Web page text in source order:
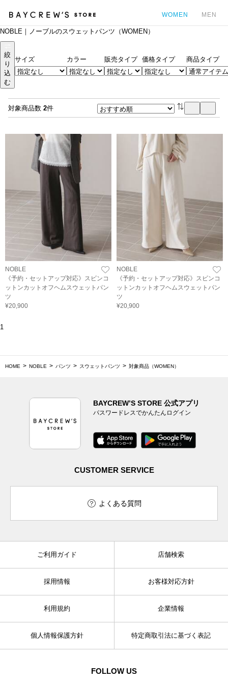
WOMEN MEN
NOBLE｜ノーブルのスウェットパンツ（WOMEN）
絞
り
込
む
サイズ カラー 販売タイプ 価格タイプ 商品タイプ
対象商品数 2件
NOBLE
《予約・セットアップ対応》スビンコ
ットンカットオフヘムスウェットパン
ツ
¥20,900
NOBLE
《予約・セットアップ対応》スビンコ
ットンカットオフヘムスウェットパン
ツ
¥20,900
1
HOME NOBLE パンツ スウェットパンツ 対象商品（WOMEN）
BAYCREW’S STORE 公式アプリ
パスワードレスでかんたんログイン
CUSTOMER SERVICE
よくある質問
ご利用ガイド 店舗検索
採用情報 お客様対応方針
利用規約 企業情報
個人情報保護方針 特定商取引法に基づく表記
FOLLOW US